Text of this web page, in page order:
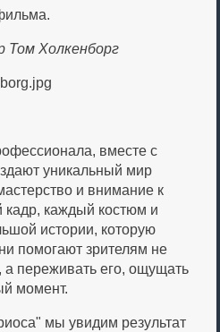
Том Холкенборг
вместе с
уникальный мир
и внимание к
каждый костюм и
истории, которую
помогают зрителям не
а переживать его, ощущать
момент.
мы увидим результат